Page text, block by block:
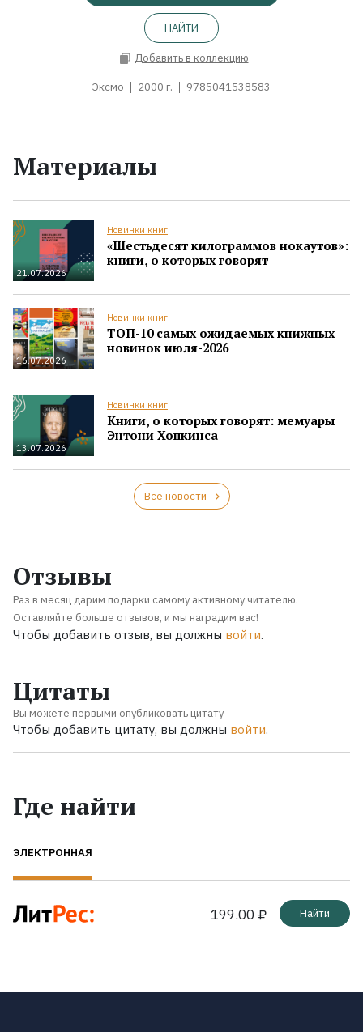
НАЙТИ
Добавить в коллекцию
Эксмо 2000 г. 9785041538583
Материалы
21.07.2026
Новинки книг
«Шестьдесят килограммов нокаутов»:
книги, о которых говорят
16.07.2026
Новинки книг
ТОП-10 самых ожидаемых книжных
новинок июля-2026
13.07.2026
Новинки книг
Книги, о которых говорят: мемуары
Энтони Хопкинса
Все новости
Отзывы
Раз в месяц дарим подарки самому активному читателю.
Оставляйте больше отзывов, и мы наградим вас!
Чтобы добавить отзыв, вы должны войти.
Цитаты
Вы можете первыми опубликовать цитату
Чтобы добавить цитату, вы должны войти.
Где найти
ЭЛЕКТРОННАЯ
199.00 ₽ Найти